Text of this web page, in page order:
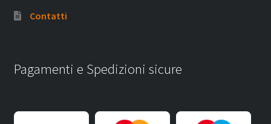
Contatti
Pagamenti e Spedizioni sicure